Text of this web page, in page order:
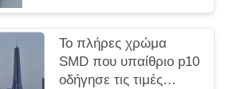
Το πλήρες χρώμα
SMD που υπαίθριο p10
οδήγησε τις τιμές